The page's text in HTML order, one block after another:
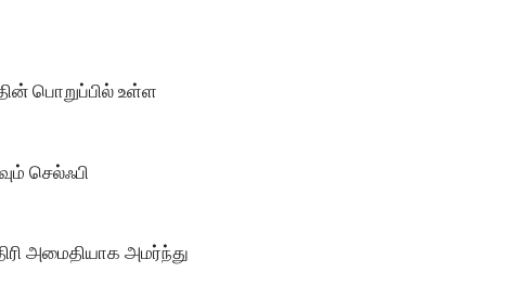
பொறுப்பில் உள்ள
செல்ஃபி
அமைதியாக அமர்ந்து